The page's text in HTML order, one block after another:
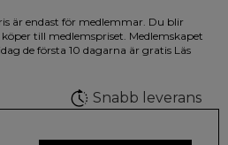
dina teckningar med. På
finns fjärilar i vilda fluorescerande
är endast för medlemmar. Du blir
till medlemspriset. Medlemskapet
de första 10 dagarna är gratis Läs
Snabb leverans